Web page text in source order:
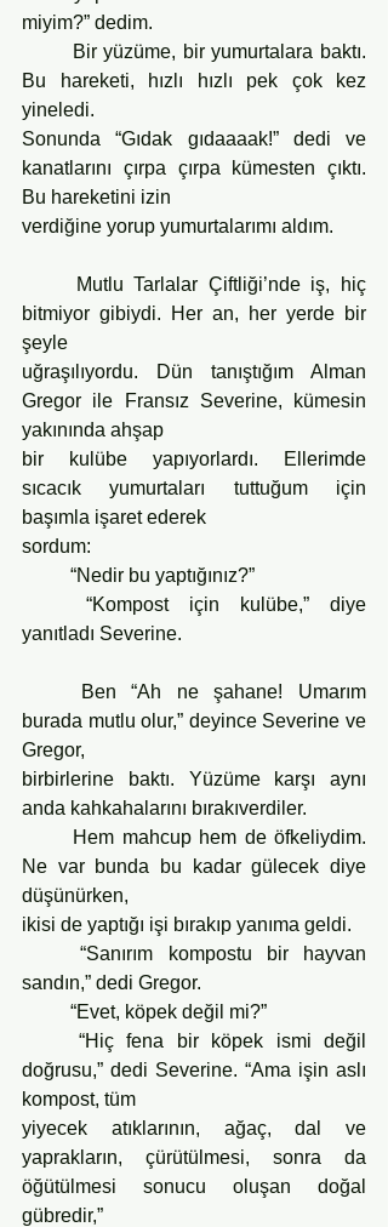
miyim?” dedim.
Bu hareketi, hızlı hızlı pek çok kez
yineledi.
Sonunda “Gıdak gıdaaaak!” dedi ve
kanatlarını çırpa çırpa kümesten çıktı.
Bu hareketini izin
verdiğine yorup yumurtalarımı aldım.
bitmiyor gibiydi. Her an, her yerde bir
şeyle
uğraşılıyordu. Dün tanıştığım Alman
Gregor ile Fransız Severine, kümesin
yakınında ahşap
bir kulübe yapıyorlardı. Ellerimde
sıcacık yumurtaları tuttuğum için
başımla işaret ederek
sordum:
	“Nedir bu yaptığınız?”
yanıtladı Severine.
burada mutlu olur,” deyince Severine ve
Gregor,
birbirlerine baktı. Yüzüme karşı aynı
anda kahkahalarını bırakıverdiler.
Ne var bunda bu kadar gülecek diye
düşünürken,
ikisi de yaptığı işi bırakıp yanıma geldi.
	“Sanırım kompostu bir hayvan
sandın,” dedi Gregor.
	“Evet, köpek değil mi?”
doğrusu,” dedi Severine. “Ama işin aslı
kompost, tüm
yiyecek atıklarının, ağaç, dal ve
yaprakların, çürütülmesi, sonra da
öğütülmesi sonucu oluşan doğal
gübredir,”